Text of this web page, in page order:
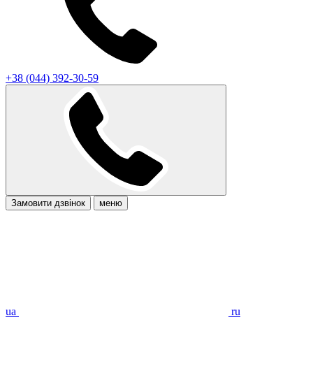
+38 (044) 392-30-59
Замовити дзвінок меню
ua ru